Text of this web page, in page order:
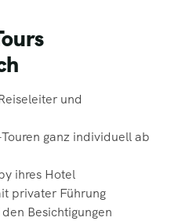
und
ganz individuell ab
ihres Hotel
privater Führung
Besichtigungen